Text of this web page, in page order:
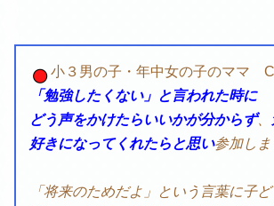
小３男の子・年中女の子のママ
「勉強したくない」と言われた時に
どう声をかけたらいいかが分からず、
好きになってくれたらと思い参加しま
「将来のためだよ」という言葉に子